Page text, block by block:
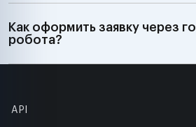
Как оформить заявку через
робота?
API